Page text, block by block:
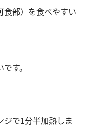
部）を食べやすい
す。
で1分半加熱しま